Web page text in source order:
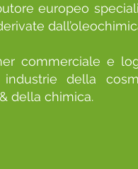
europeo
commerciale e
della
della chimica.